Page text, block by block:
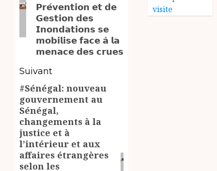
𝗣𝗿𝗲́𝘃𝗲𝗻𝘁𝗶𝗼𝗻 𝗲𝘁 𝗱𝗲
𝗚𝗲𝘀𝘁𝗶𝗼𝗻 𝗱𝗲𝘀
𝗜𝗻𝗼𝗻𝗱𝗮𝘁𝗶𝗼𝗻𝘀 𝘀𝗲
𝗺𝗼𝗯𝗶𝗹𝗶𝘀𝗲 𝗳𝗮𝗰𝗲 𝗮̀ 𝗹𝗮
𝗺𝗲𝗻𝗮𝗰𝗲 𝗱𝗲𝘀 𝗰𝗿𝘂𝗲𝘀
Suivant
Article
suivant:
#Sénégal: nouveau
gouvernement au
Sénégal,
changements à la
justice et à
l’intérieur et aux
affaires étrangères
selon les
visite